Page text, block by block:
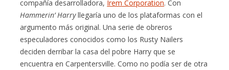
compañía desarrolladora, Irem Corporation. Con
Hammerin’ Harryllegaría uno de los plataformas con el
argumento más original. Una serie de obreros
especuladores conocidos como los Rusty Nailers
deciden derribar la casa del pobre Harry que se
encuentra en Carpentersville. Como no podía ser de otra